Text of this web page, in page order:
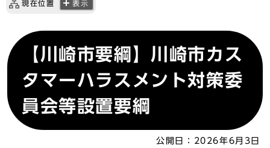
現在位置 表示
【川崎市要綱】川崎市カス
タマーハラスメント対策委
員会等設置要綱
公開日：
2026年6月3日